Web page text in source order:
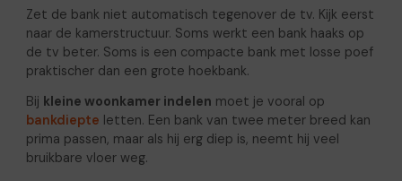
Zet de bank niet automatisch tegenover de tv. Kijk eerst
naar de kamerstructuur. Soms werkt een bank haaks op
de tv beter. Soms is een compacte bank met losse poef
praktischer dan een grote hoekbank.
Bij kleine woonkamer indelen moet je vooral op
bankdiepte letten. Een bank van twee meter breed kan
prima passen, maar als hij erg diep is, neemt hij veel
bruikbare vloer weg.